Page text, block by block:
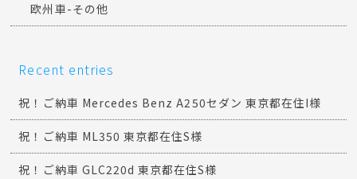
欧州車-その他
Recent entries
祝！ご納車 Mercedes Benz A250セダン 東京都在住I様
祝！ご納車 ML350 東京都在住S様
祝！ご納車 GLC220d 東京都在住S様